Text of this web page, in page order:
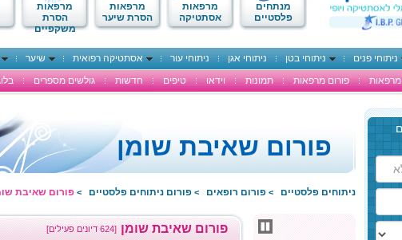
מנתחים
פלסטיים
מרפאות
אסתטיקה
מרפאות
הסרת שיער
מרפאות
הסרת
משקפיים
ניתוחי פנים ניתוחי בטן ניתוחי אגן ניתוחי עור אסתטיקה רפואית שיער
מרפאות פורום מרפאות תמונות וידאו טיפים חדשות גולשים מספרים
פורום שאיבת שומן
ניתוחים פלסטיים > פורום רופאים > פורום ניתוחים פלסטיים > פורום שאיבת
[624 דיונים פעילים] פורום שאיבת שומן